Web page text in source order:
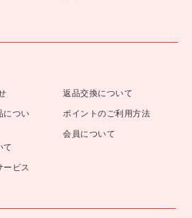
につい
て
ービス
返品交換について
ポイントのご利用方法
会員について